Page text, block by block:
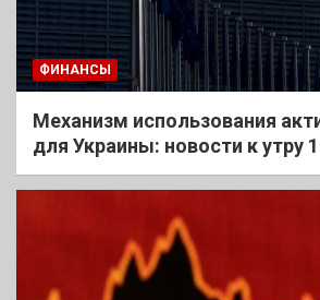
ФИНАНСЫ
Механизм использования
для Украины: новости к утру